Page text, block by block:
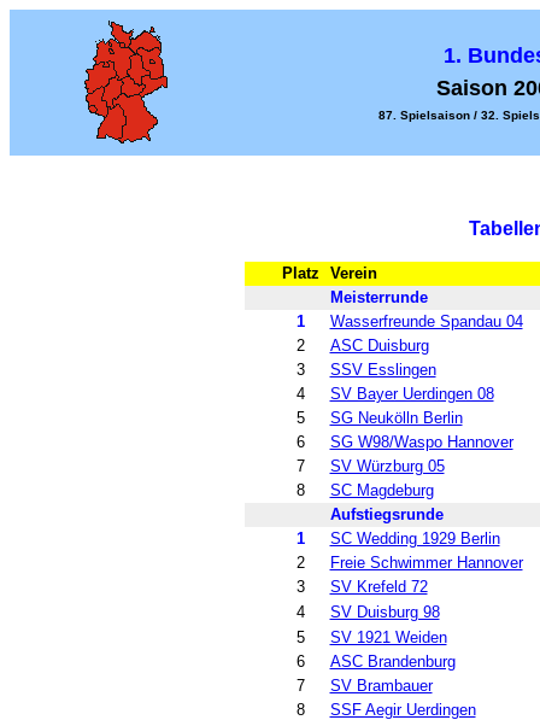
1.
Saison
87. Spielsaison / 32.
Platz
Verein
Meisterrunde
1
Wasserfreunde Spandau 04
2
ASC Duisburg
3
SSV Esslingen
4
SV Bayer Uerdingen 08
5
SG Neukölln Berlin
6
SG W98/Waspo Hannover
7
SV Würzburg 05
8
SC Magdeburg
Aufstiegsrunde
1
SC Wedding 1929 Berlin
2
Freie Schwimmer Hannover
3
SV Krefeld 72
4
SV Duisburg 98
5
SV 1921 Weiden
6
ASC Brandenburg
7
SV Brambauer
8
SSF Aegir Uerdingen